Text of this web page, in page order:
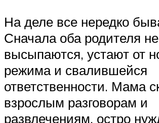
На деле все нередко
Сначала оба родителя не
высыпаются, устают от
режима и свалившейся
ответственности. Мама
взрослым разговорам и
развлечениям, остро